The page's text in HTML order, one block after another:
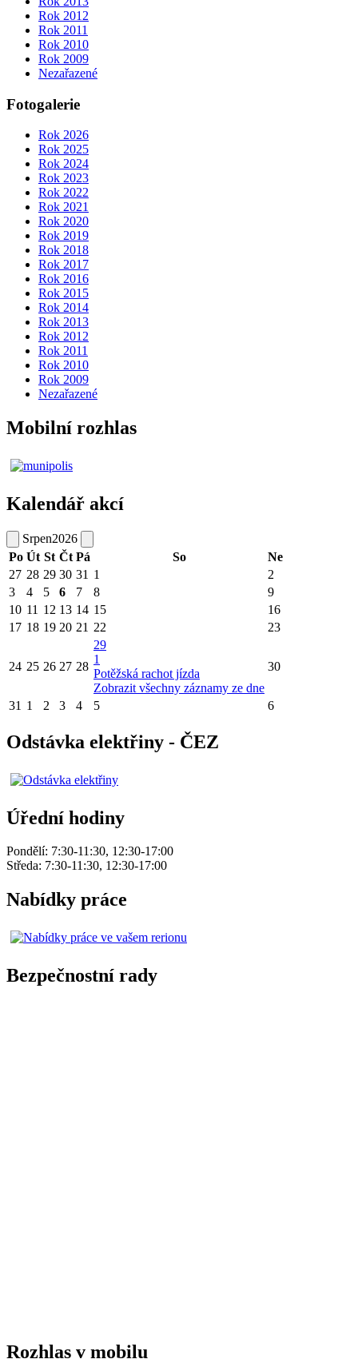
Rok 2012
Rok 2011
Rok 2010
Rok 2009
Nezařazené
Fotogalerie
Rok 2026
Rok 2025
Rok 2024
Rok 2023
Rok 2022
Rok 2021
Rok 2020
Rok 2019
Rok 2018
Rok 2017
Rok 2016
Rok 2015
Rok 2014
Rok 2013
Rok 2012
Rok 2011
Rok 2010
Rok 2009
Nezařazené
Mobilní rozhlas
Kalendář akcí
Srpen2026
Po Út St Čt Pá So
Ne
27 28 29 30 31 1
2
3
4 5 6 7 8
9
10 11 12 13 14 15
16
17 18 19 20 21 22 23
24 25 26 27 28
29
1
Potěžská rachot jízda
Zobrazit všechny záznamy ze dne
30
31 1 2 3 4 5 6
Odstávka elektřiny - ČEZ
Úřední hodiny
Pondělí: 7:30-11:30, 12:30-17:00
Středa: 7:30-11:30, 12:30-17:00
Nabídky práce
Bezpečnostní rady
Rozhlas v mobilu